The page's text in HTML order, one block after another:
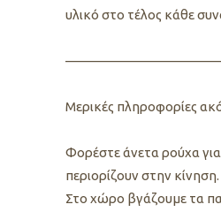
υλικό στο τέλος κάθε
Μερικές πληροφορίες
Φορέστε άνετα ρούχα
περιορίζουν στην κίνηση.
Στο χώρο βγάζουμε τα